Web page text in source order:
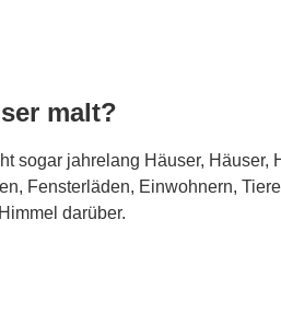
malt?
sogar jahrelang Häuser,
Fensterläden, Einwohnern,
darüber.